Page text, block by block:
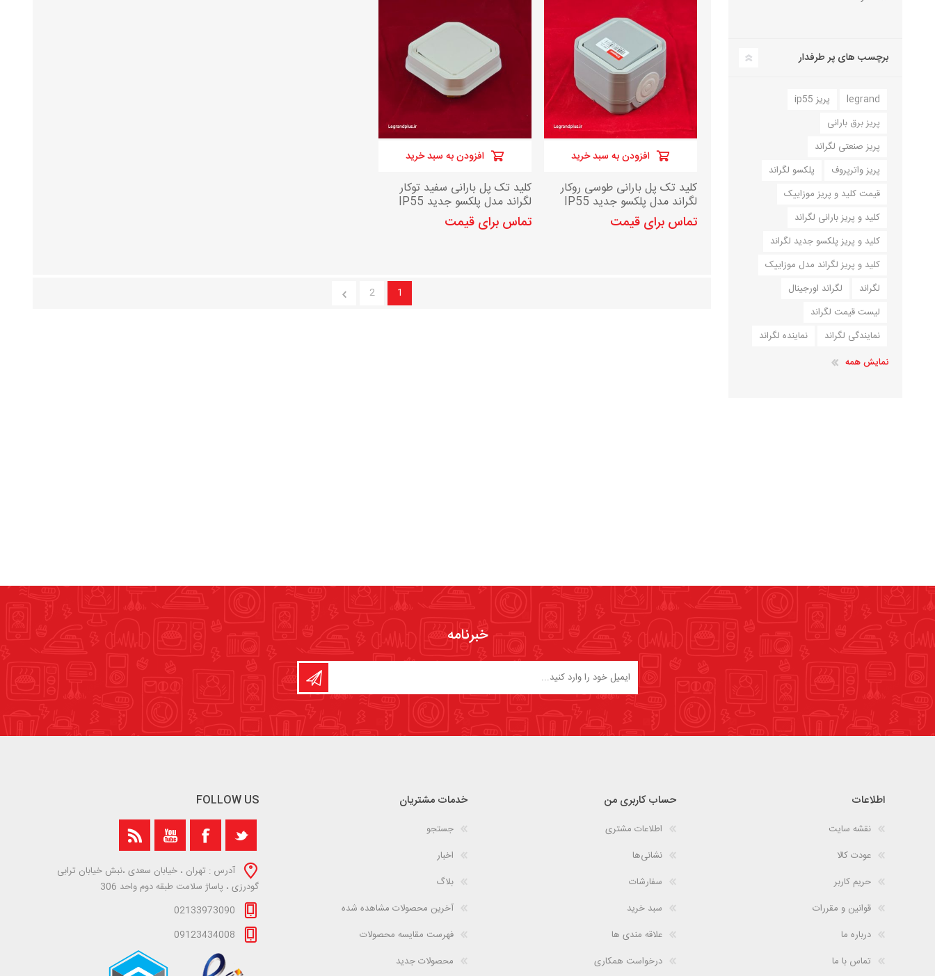
کلید تک پل بارانی طوسی روکار
لگراند مدل پلکسو جدید IP55
تماس برای قیمت
افزودن به سبد خرید
کلید تک پل بارانی سفید توکار
لگراند مدل پلکسو جدید IP55
تماس برای قیمت
افزودن به سبد خرید
1
2
برچسب های پر طرفدار
legrand
پریز ip55
پریز برق بارانی
پریز صنعتی لگراند
پریز واترپروف
پلکسو لگراند
قیمت کلید و پریز موزاییک
کلید و پریز بارانی لگراند
کلید و پریز پلکسو جدید لگراند
کلید و پریز لگراند مدل موزاییک
لگراند
لگراند اورجینال
لیست قیمت لگراند
نمایندگی لگراند
نماینده لگراند
نمایش همه
خبرنامه
اطلاعات
نقشه سایت
عودت کالا
حریم کاربر
قوانین و مقررات
درباره ما
تماس با ما
حساب کاربری من
اطلاعات مشتری
نشانی‌ها
سفارشات
سبد خرید
علاقه مندی ها
درخواست همکاری
خدمات مشتریان
جستجو
اخبار
بلاگ
آخرین محصولات مشاهده شده
فهرست مقایسه محصولات
محصولات جدید
FOLLOW US
آدرس : تهران ، خیابان سعدی ،نبش خیابان ترابی
گودرزی ، پاساژ سلامت طبقه دوم واحد 306
02133973090
09123434008